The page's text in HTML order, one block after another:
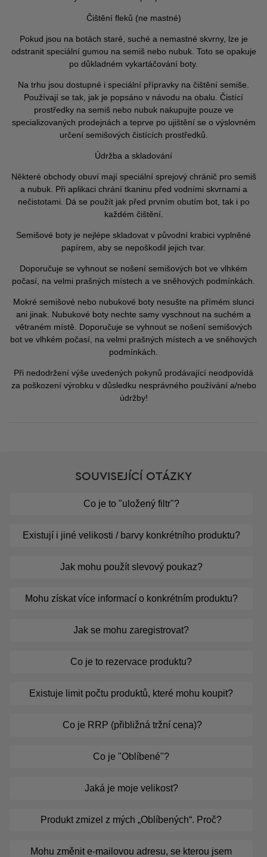
Čištění fleků (ne mastné)
Pokud jsou na botách staré, suché a nemastné skvrny, lze je
odstranit speciální gumou na semiš nebo nubuk. Toto se opakuje
po důkladném vykartáčování boty.
Na trhu jsou dostupné i speciální přípravky na čištění semiše.
Používají se tak, jak je popsáno v návodu na obalu. Čistící
prostředky na semiš nebo nubuk nakupujte pouze ve
specializovaných prodejnách a teprve po ujištění se o výslovném
určení semišových čistících prostředků.
Údržba a skladování
Některé obchody obuví mají speciální sprejový chránič pro semiš
a nubuk. Při aplikaci chrání tkaninu před vodními skvrnami a
nečistotami. Dá se použít jak před prvním obutím bot, tak i po
každém čištění.
Semišové boty je nejlépe skladovat v původní krabici vyplněné
papírem, aby se nepoškodil jejich tvar.
Doporučuje se vyhnout se nošení semišových bot ve vlhkém
počasí, na velmi prašných místech a ve sněhových podmínkách.
Mokré semišové nebo nubukové boty nesušte na přímém slunci
ani jinak. Nubukové boty nechte samy vyschnout na suchém a
větraném místě. Doporučuje se vyhnout se nošení semišových
bot ve vlhkém počasí, na velmi prašných místech a ve sněhových
podmínkách.
Při nedodržení výše uvedených pokynů prodávající neodpovídá
za poškození výrobku v důsledku nesprávného používání a/nebo
údržby!
SOUVISEJÍCÍ OTÁZKY
Co je to "uložený filtr"?
Existují i jiné velikosti / barvy konkrétního produktu?
Jak mohu použít slevový poukaz?
Mohu získat více informací o konkrétním produktu?
Jak se mohu zaregistrovat?
Co je to rezervace produktu?
Existuje limit počtu produktů, které mohu koupit?
Co je RRP (přibližná tržní cena)?
Co je "Oblíbené"?
Jaká je moje velikost?
Produkt zmizel z mých „Oblíbených“. Proč?
Mohu změnit e-mailovou adresu, se kterou jsem